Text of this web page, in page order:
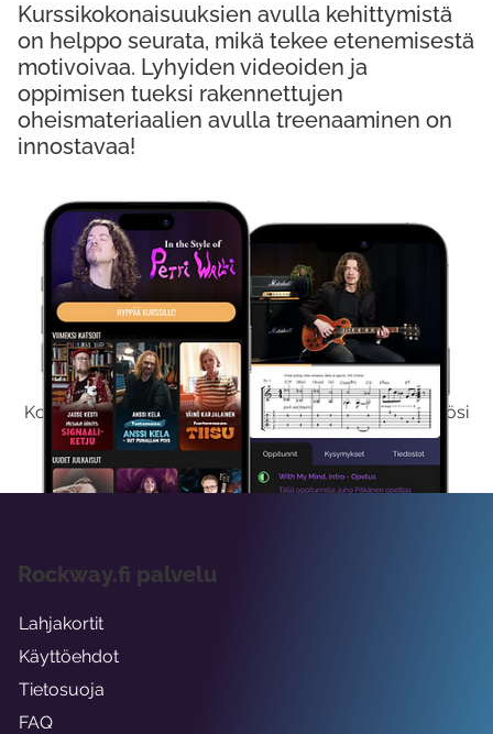
Kokeile Ilmaiseksi
Kokeilemalla ilmaiseksi saat koko sisältömme käyttöösi
viikon ajaksi.
Kurssikokonaisuuksien avulla kehittymistä
on helppo seurata, mikä tekee etenemisestä
motivoivaa. Lyhyiden videoiden ja
oppimisen tueksi rakennettujen
oheismateriaalien avulla treenaaminen on
innostavaa!
Rockway.fi palvelu
Lahjakortit
Käyttöehdot
Tietosuoja
FAQ